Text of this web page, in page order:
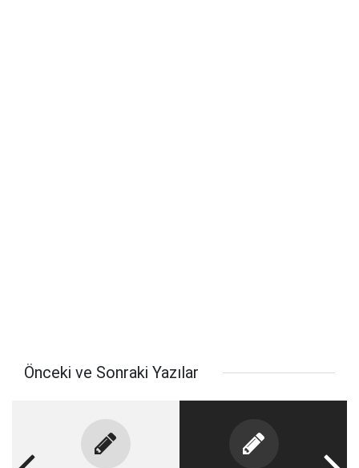
Önceki ve Sonraki Yazılar